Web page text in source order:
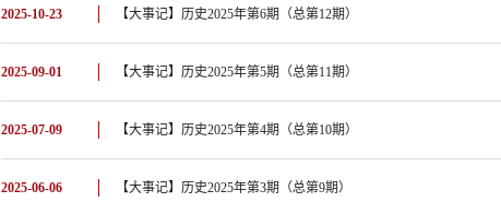
2025-10-23 【大事记】历史2025年第6期（总第12期）
2025-09-01 【大事记】历史2025年第5期（总第11期）
2025-07-09 【大事记】历史2025年第4期（总第10期）
2025-06-06 【大事记】历史2025年第3期（总第9期）